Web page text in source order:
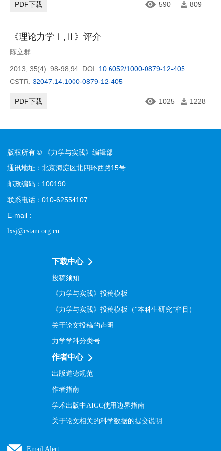
PDF下载 590 809
《理论力学Ⅰ,Ⅱ》评介
陈立群
2013, 35(4): 98-98,94. DOI: 10.6052/1000-0879-12-405
CSTR: 32047.14.1000-0879-12-405
PDF下载 1025 1228
版权所有 © 《力学与实践》编辑部
通讯地址：北京海淀区北四环西路15号
邮政编码：100190
联系电话：010-62554107
E-mail：
lxsj@cstam.org.cn
下载中心
投稿须知
《力学与实践》投稿模板
《力学与实践》投稿模板（“本科生研究”栏目）
关于论文投稿的声明
力学学科分类号
作者中心
出版道德规范
作者指南
学术出版中AIGC使用边界指南
关于论文相关的科学数据的提交说明
Email Alert